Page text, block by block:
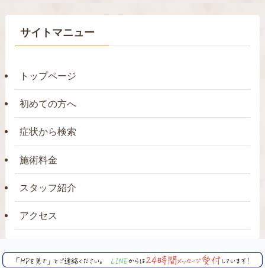
サイトマニュー
トップページ
初めての方へ
症状から検索
施術料金
スタッフ紹介
アクセス